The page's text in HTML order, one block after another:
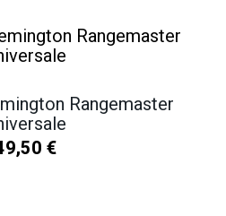
Rangemaster
€